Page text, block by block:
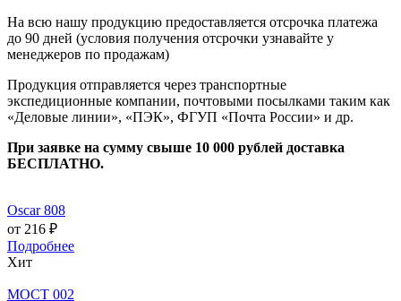
На всю нашу продукцию предоставляется отсрочка платежа
до 90 дней (условия получения отсрочки узнавайте у
менеджеров по продажам)
Продукция отправляется через транспортные
экспедиционные компании, почтовыми посылками таким как
«Деловые линии», «ПЭК», ФГУП «Почта России» и др.
При заявке на сумму свыше 10 000 рублей доставка
БЕСПЛАТНО.
Oscar 808
от 216 ₽
Подробнее
Хит
МОСТ 002